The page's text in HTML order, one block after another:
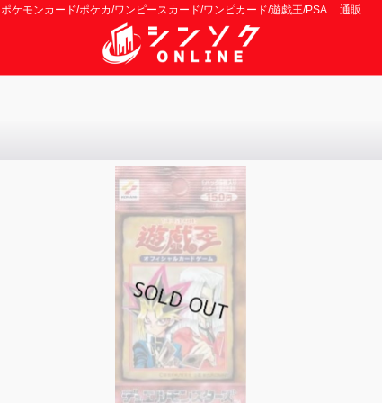
ポケモンカード/ポケカ/ワンピースカード/ワンピカード/遊戯王/PSA 通販